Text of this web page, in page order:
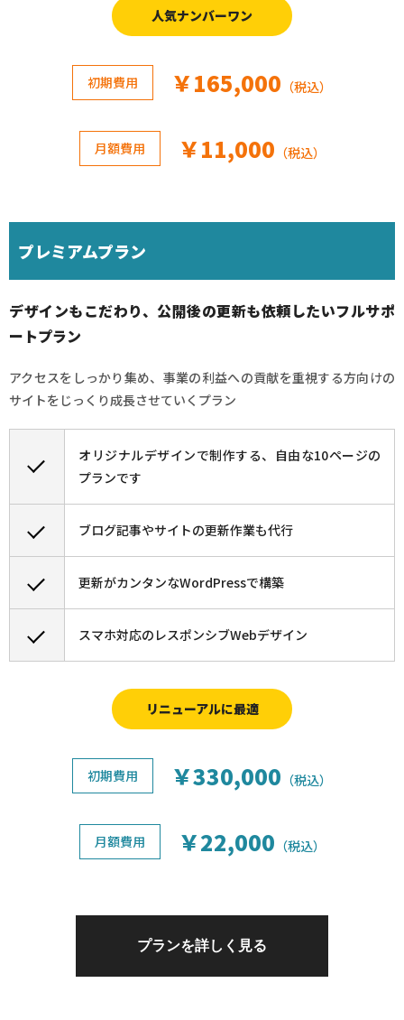
人気ナンバーワン
初期費用 ￥165,000 （税込）
月額費用 ￥11,000 （税込）
プレミアムプラン
デザインもこだわり、公開後の更新も依頼したいフルサポ
ートプラン
アクセスをしっかり集め、事業の利益への貢献を重視する方向けの
サイトをじっくり成長させていくプラン
オリジナルデザインで制作する、自由な10ページの
プランです
ブログ記事やサイトの更新作業も代行
更新がカンタンなWordPressで構築
スマホ対応のレスポンシブWebデザイン
リニューアルに最適
初期費用 ￥330,000 （税込）
月額費用 ￥22,000 （税込）
プランを詳しく見る